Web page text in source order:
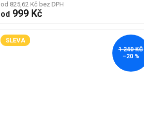
od 825,62 Kč bez DPH
od999 Kč
SLEVA
1 240 KČ
–20 %